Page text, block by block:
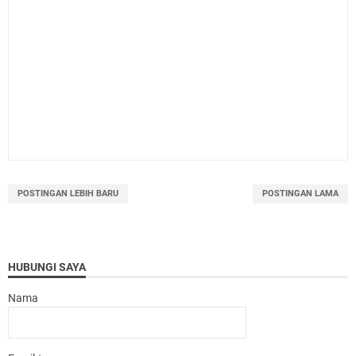
POSTINGAN LEBIH BARU POSTINGAN LAMA
HUBUNGI SAYA
Nama